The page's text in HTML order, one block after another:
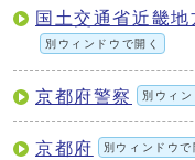
国土交通省近畿
別ウィンドウで開く
京都府警察 別ウィン
京都府 別ウィンドウで